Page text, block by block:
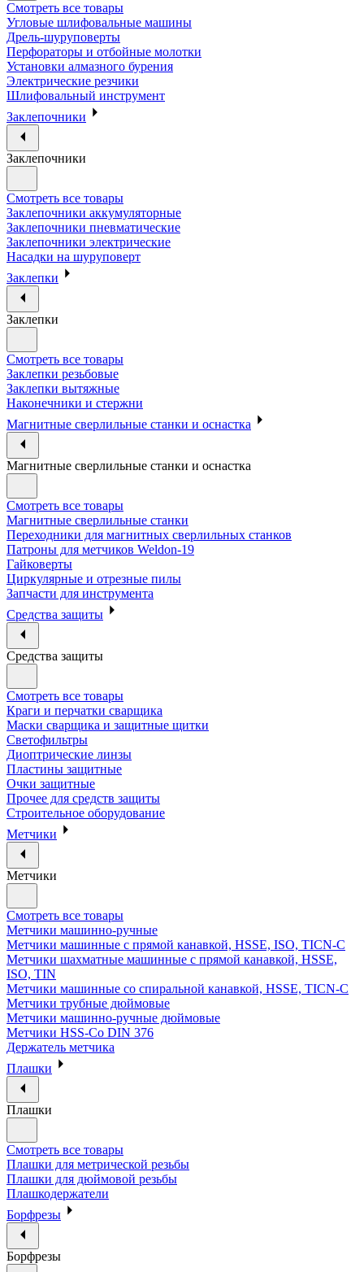
Смотреть все товары
Угловые шлифовальные машины
Дрель-шуруповерты
Перфораторы и отбойные молотки
Установки алмазного бурения
Электрические резчики
Шлифовальный инструмент
Заклепочники
Заклепочники
Смотреть все товары
Заклепочники аккумуляторные
Заклепочники пневматические
Заклепочники электрические
Насадки на шуруповерт
Заклепки
Заклепки
Смотреть все товары
Заклепки резьбовые
Заклепки вытяжные
Наконечники и стержни
Магнитные сверлильные станки и оснастка
Магнитные сверлильные станки и оснастка
Смотреть все товары
Магнитные сверлильные станки
Переходники для магнитных сверлильных станков
Патроны для метчиков Weldon-19
Гайковерты
Циркулярные и отрезные пилы
Запчасти для инструмента
Средства защиты
Средства защиты
Смотреть все товары
Краги и перчатки сварщика
Маски сварщика и защитные щитки
Светофильтры
Диоптрические линзы
Пластины защитные
Очки защитные
Прочее для средств защиты
Строительное оборудование
Метчики
Метчики
Смотреть все товары
Метчики машинно-ручные
Метчики машинные с прямой канавкой, HSSE, ISO, TICN-C
Метчики шахматные машинные с прямой канавкой, HSSE,
ISO, TIN
Метчики машинные со спиральной канавкой, HSSE, TICN-C
Метчики трубные дюймовые
Метчики машинно-ручные дюймовые
Метчики HSS-Co DIN 376
Держатель метчика
Плашки
Плашки
Смотреть все товары
Плашки для метрической резьбы
Плашки для дюймовой резьбы
Плашкодержатели
Борфрезы
Борфрезы